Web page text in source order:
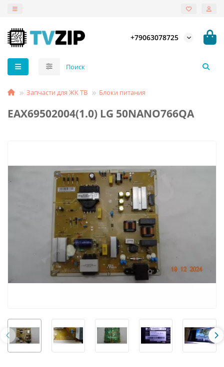
+79063078725
Запчасти для ЖК ТВ Блоки питания
EAX69502004(1.0) LG 50NANO766QA